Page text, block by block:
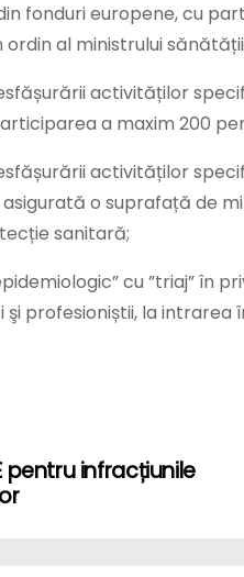
fonduri europene, cu
al ministrului
activităților
a maxim 200
activităților
o suprafață de
sanitară;
cu ”triaj”
profesioniștii, la intrarea
pentru infracțiunile